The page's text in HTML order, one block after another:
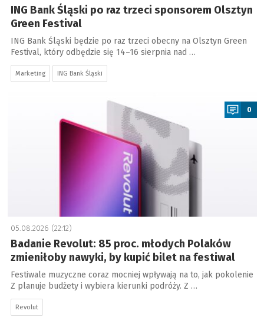
ING Bank Śląski po raz trzeci sponsorem Olsztyn
Green Festival
ING Bank Śląski będzie po raz trzeci obecny na Olsztyn Green
Festival, który odbędzie się 14–16 sierpnia nad …
Marketing ING Bank Śląski
0
05.08.2026 (22:12)
Badanie Revolut: 85 proc. młodych Polaków
zmieniłoby nawyki, by kupić bilet na festiwal
Festiwale muzyczne coraz mocniej wpływają na to, jak pokolenie
Z planuje budżety i wybiera kierunki podróży. Z …
Revolut